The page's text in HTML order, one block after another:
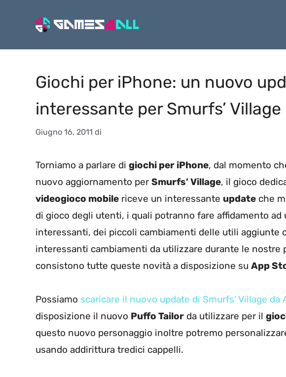
Giochi per iPhone: un nuovo
interessante per Smurfs’ Village
Giugno 16, 2011 di
Torniamo a parlare di giochi per iPhone, dal momento
nuovo aggiornamento per Smurfs’ Village, il gioco
videogioco mobile riceve un interessante update che
di gioco degli utenti, i quali potranno fare affidamento
interessanti, dei piccoli cambiamenti delle utili aggiunte
interessanti cambiamenti da utilizzare durante le nostre
consistono tutte queste novità a disposizione su App
Possiamo scaricare il nuovo update di Smurfs’ Village da
disposizione il nuovo Puffo Tailor da utilizzare per il
questo nuovo personaggio inoltre potremo
usando addirittura tredici cappelli.